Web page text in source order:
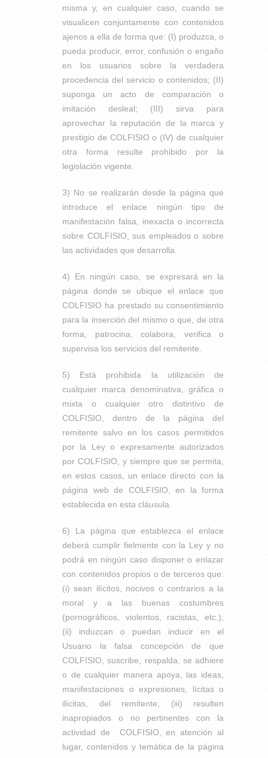
misma y, en cualquier caso, cuando se
visualicen conjuntamente con contenidos
ajenos a ella de forma que: (I) produzca, o
pueda producir, error, confusión o engaño
en los usuarios sobre la verdadera
procedencia del servicio o contenidos; (II)
suponga un acto de comparación o
imitación desleal; (III) sirva para
aprovechar la reputación de la marca y
prestigio de COLFISIO o (IV) de cualquier
otra forma resulte prohibido por la
legislación vigente.
3) No se realizarán desde la página que
introduce el enlace ningún tipo de
manifestación falsa, inexacta o incorrecta
sobre COLFISIO, sus empleados o sobre
las actividades que desarrolla.
4) En ningún caso, se expresará en la
página donde se ubique el enlace que
COLFISIO ha prestado su consentimiento
para la inserción del mismo o que, de otra
forma, patrocina, colabora, verifica o
supervisa los servicios del remitente.
5) Está prohibida la utilización de
cualquier marca denominativa, gráfica o
mixta o cualquier otro distintivo de
COLFISIO, dentro de la página del
remitente salvo en los casos permitidos
por la Ley o expresamente autorizados
por COLFISIO, y siempre que se permita,
en estos casos, un enlace directo con la
página web de COLFISIO, en la forma
establecida en esta cláusula.
6) La página que establezca el enlace
deberá cumplir fielmente con la Ley y no
podrá en ningún caso disponer o enlazar
con contenidos propios o de terceros que:
(i) sean ilícitos, nocivos o contrarios a la
moral y a las buenas costumbres
(pornográficos, violentos, racistas, etc.);
(ii) induzcan o puedan inducir en el
Usuario la falsa concepción de que
COLFISIO, suscribe, respalda, se adhiere
o de cualquier manera apoya, las ideas,
manifestaciones o expresiones, lícitas o
ilícitas, del remitente; (iii) resulten
inapropiados o no pertinentes con la
actividad de COLFISIO, en atención al
lugar, contenidos y temática de la página